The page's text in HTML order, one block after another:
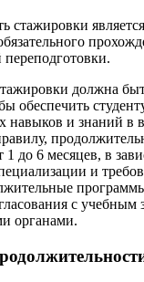
стажировки
должна
обеспечить
навыков и знаний в
1 до 6 месяцев, в
и
с учебным
органами.